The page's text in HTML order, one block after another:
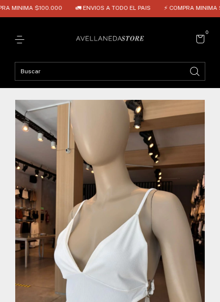
MINIMA $100.000 🚛 ENVIOS A TODO EL PAIS ⚡ COMPRA MINIMA
0